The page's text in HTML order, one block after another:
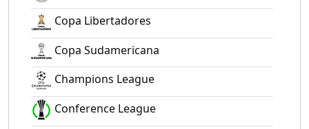
Copa Libertadores
Copa Sudamericana
Champions League
Conference League